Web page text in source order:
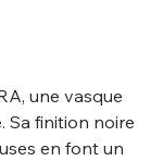
une vasque
Sa finition noire
en font un